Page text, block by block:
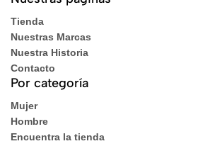
Tienda
Nuestras Marcas
Nuestra Historia
Contacto
Por categoría
Mujer
Hombre
Encuentra la tienda